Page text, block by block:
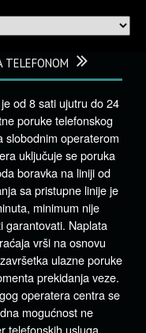
TELEFONOM
od 8 sati ujutru do 24
poruke telefonskog
slobodnim operaterom
uključuje se poruka
boravka na liniji od
sa pristupne linije je
minimum nije
garantovati. Naplata
vrši na osnovu
ulazne poruke
prekidanja veze.
operatera centra se
mogućnost ne
telefonskih usluga